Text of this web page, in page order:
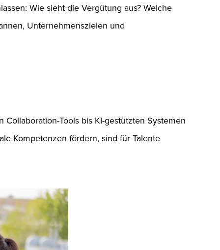
Wie sieht die Vergütung aus? Welche
Unternehmenszielen und
Tools bis KI-gestützten Systemen
Kompetenzen fördern, sind für Talente